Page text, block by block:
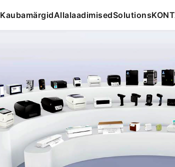
KaubamärgidAllalaadimisedSolutions